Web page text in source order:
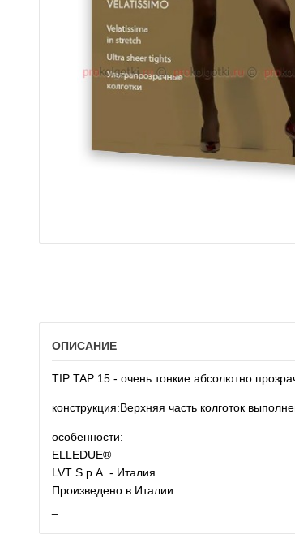
ОПИСАНИЕ
TIP TAP 15 - очень тонкие абсолютно
конструкция:Верхняя часть колготок
особенности:
ELLEDUE®
LVT S.p.A. - Италия.
Произведено в Италии.